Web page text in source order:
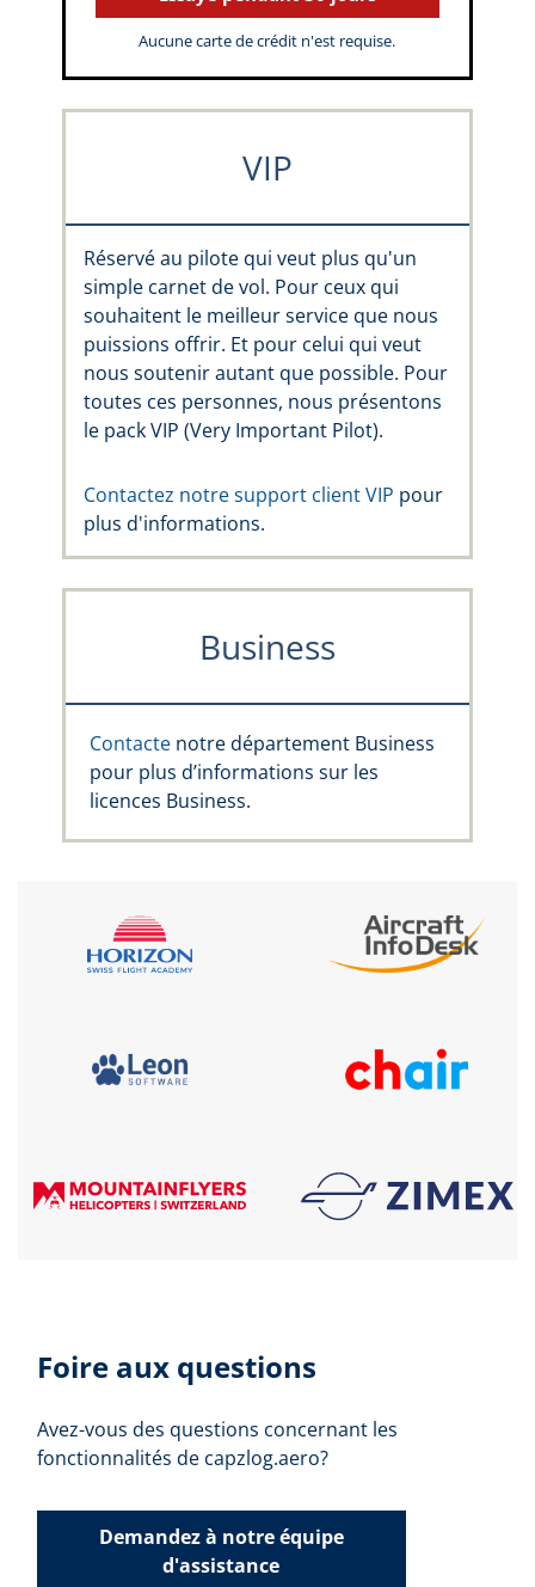
Aucune carte de crédit n'est requise.
VIP
Réservé au pilote qui veut plus qu'un
simple carnet de vol. Pour ceux qui
souhaitent le meilleur service que nous
puissions offrir. Et pour celui qui veut
nous soutenir autant que possible. Pour
toutes ces personnes, nous présentons
le pack VIP (Very Important Pilot).
Contactez notre support client VIP pour
plus d'informations.
Business
Contacte notre département Business
pour plus d’informations sur les
licences Business.
Foire aux questions
Avez-vous des questions concernant les
fonctionnalités de capzlog.aero?
Demandez à notre équipe
d'assistance